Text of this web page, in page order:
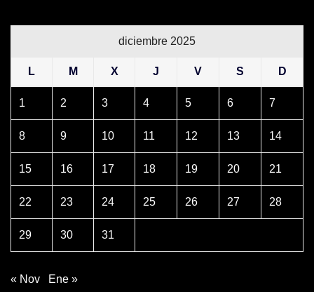
diciembre 2025
L M X J V S D
1 2 3 4 5 6 7
8 9 10 11 12 13 14
15 16 17 18 19 20 21
22 23 24 25 26 27 28
29 30 31
« Nov Ene »